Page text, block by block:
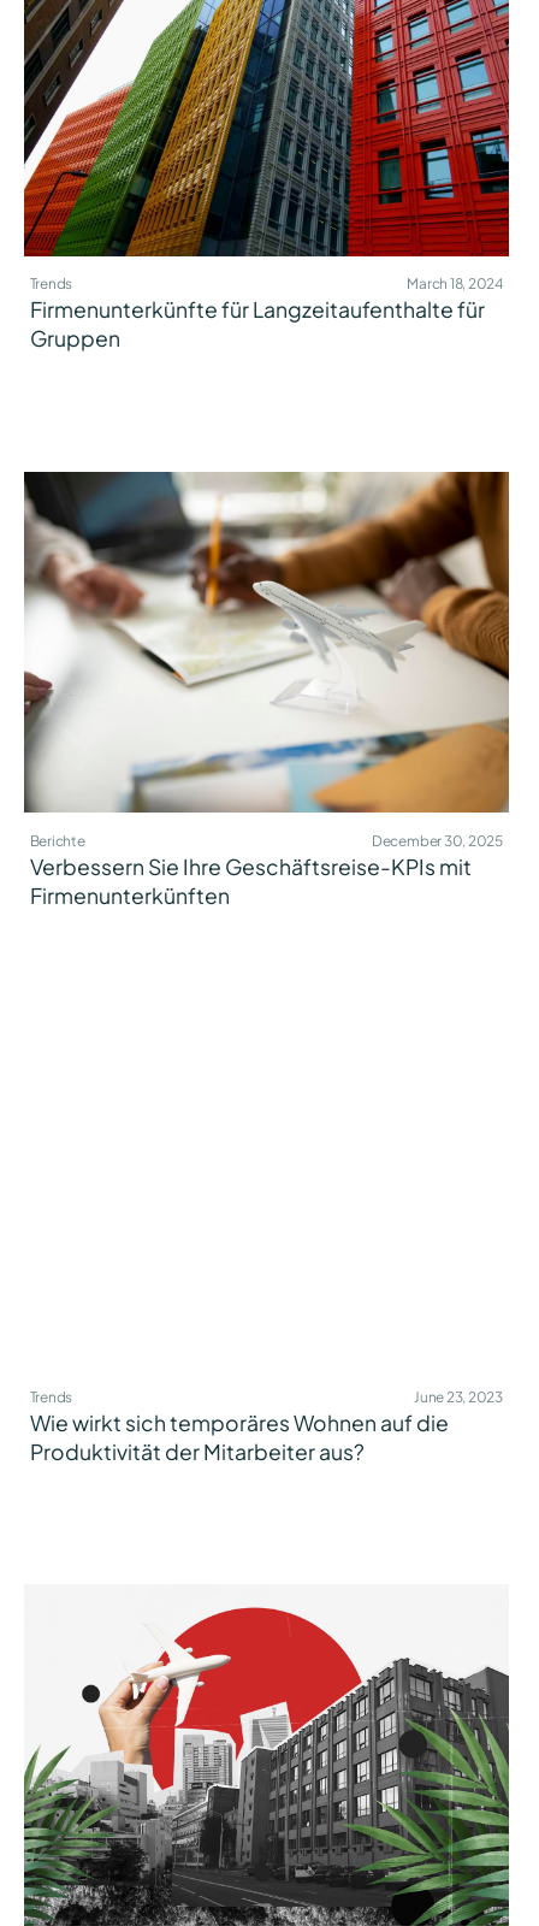
Trends March 18, 2024
Firmenunterkünfte für Langzeitaufenthalte für
Gruppen
Berichte December 30, 2025
Verbessern Sie Ihre Geschäftsreise-KPIs mit
Firmenunterkünften
Trends June 23, 2023
Wie wirkt sich temporäres Wohnen auf die
Produktivität der Mitarbeiter aus?